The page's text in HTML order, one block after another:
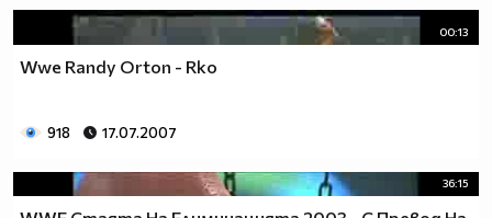
00:13
Wwe Randy Orton - Rko
918 17.07.2007
36:15